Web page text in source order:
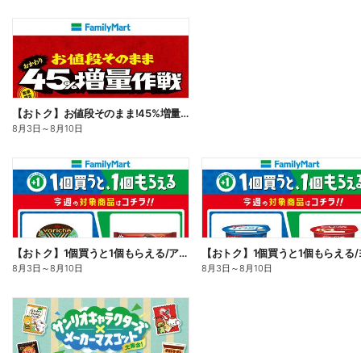
【おトク】お値段そのまま!45%増量作戦!
8月3日 ～8月10日
【おトク】1個買うと1個もらえる/アイス
8月3日 ～8月10日 8月3日 ～8月10日